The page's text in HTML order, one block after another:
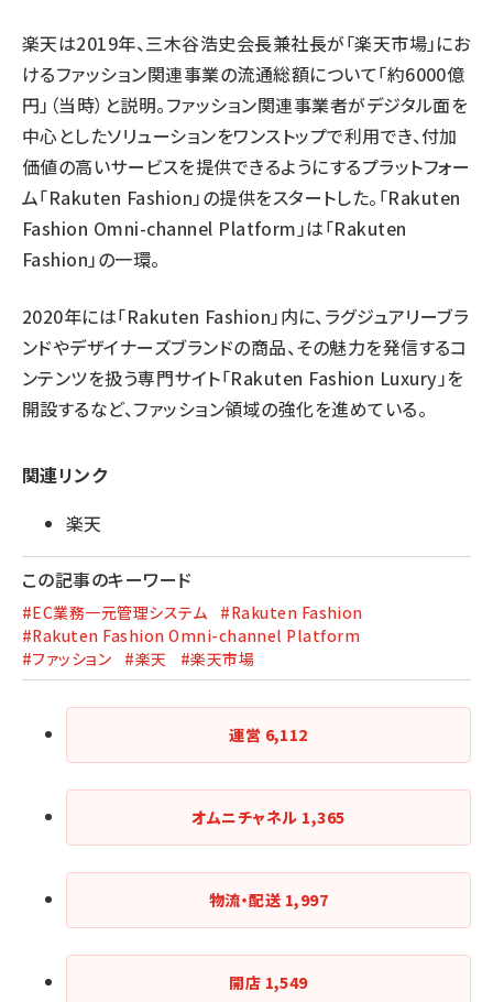
楽天は2019年、三木谷浩史会長兼社長が「楽天市場」にお
けるファッション関連事業の流通総額について「約6000億
円」（当時）と説明。ファッション関連事業者がデジタル面を
中心としたソリューションをワンストップで利用でき、付加
価値の高いサービスを提供できるようにするプラットフォー
ム「Rakuten Fashion」の提供をスタートした。「Rakuten
Fashion Omni-channel Platform」は「Rakuten
Fashion」の一環。
2020年には「Rakuten Fashion」内に、ラグジュアリーブラ
ンドやデザイナーズブランドの商品、その魅力を発信するコ
ンテンツを扱う専門サイト「Rakuten Fashion Luxury」を
開設するなど、ファッション領域の強化を進めている。
関連リンク
楽天
この記事のキーワード
#EC業務一元管理システム
#Rakuten Fashion
#Rakuten Fashion Omni-channel Platform
#ファッション
#楽天 #楽天市場
運営 6,112
オムニチャネル 1,365
物流・配送 1,997
開店 1,549